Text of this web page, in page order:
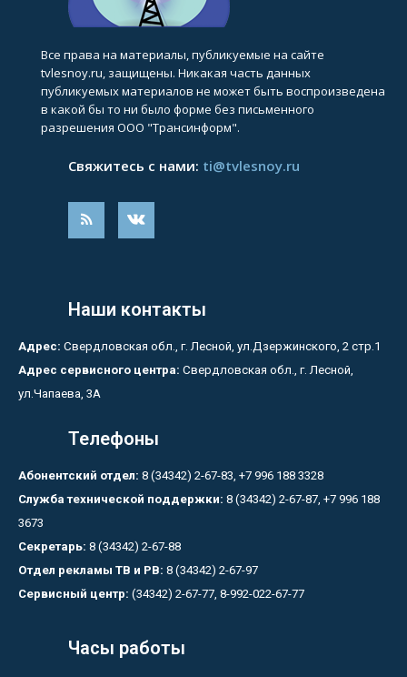
Все права на материалы, публикуемые на сайте
tvlesnoy.ru, защищены. Никакая часть данных
публикуемых материалов не может быть воспроизведена
в какой бы то ни было форме без письменного
разрешения ООО "Трансинформ".
Свяжитесь с нами: ti@tvlesnoy.ru
Наши контакты
Адрес: Свердловская обл., г. Лесной, ул.Дзержинского, 2 стр.1
Адрес сервисного центра: Свердловская обл., г. Лесной,
ул.Чапаева, 3А
Телефоны
Абонентский отдел: 8 (34342) 2-67-83, +7 996 188 3328
Служба технической поддержки: 8 (34342) 2-67-87, +7 996 188
3673
Секретарь: 8 (34342) 2-67-88
Отдел рекламы ТВ и РВ: 8 (34342) 2-67-97
Сервисный центр: (34342) 2-67-77, 8-992-022-67-77
Часы работы